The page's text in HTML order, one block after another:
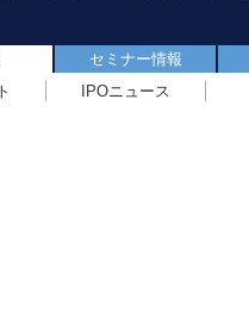
セミナー情報
IPOニュース